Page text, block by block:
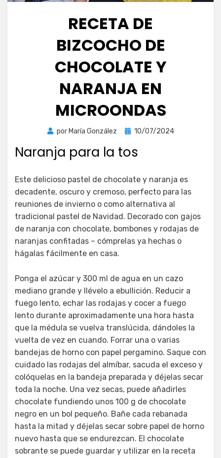
RECETA DE
BIZCOCHO DE
CHOCOLATE Y
NARANJA EN
MICROONDAS
por María González
Publicada
10/07/2024
Naranja para la tos
Este delicioso pastel de chocolate y naranja es
decadente, oscuro y cremoso, perfecto para las
reuniones de invierno o como alternativa al
tradicional pastel de Navidad. Decorado con gajos
de naranja con chocolate, bombones y rodajas de
naranjas confitadas – cómprelas ya hechas o
hágalas fácilmente en casa.
Ponga el azúcar y 300 ml de agua en un cazo
mediano grande y llévelo a ebullición. Reducir a
fuego lento, echar las rodajas y cocer a fuego
lento durante aproximadamente una hora hasta
que la médula se vuelva translúcida, dándoles la
vuelta de vez en cuando. Forrar una o varias
bandejas de horno con papel pergamino. Saque con
cuidado las rodajas del almíbar, sacuda el exceso y
colóquelas en la bandeja preparada y déjelas secar
toda la noche. Una vez secas, puede añadirles
chocolate fundiendo unos 100 g de chocolate
negro en un bol pequeño. Bañe cada rebanada
hasta la mitad y déjelas secar sobre papel de horno
nuevo hasta que se endurezcan. El chocolate
sobrante se puede guardar y utilizar en la receta